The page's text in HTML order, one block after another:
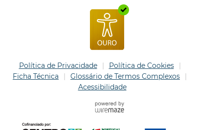
Política de Privacidade
Política de Cookies
Ficha Técnica
Glossário de Termos Complexos
Acessibilidade